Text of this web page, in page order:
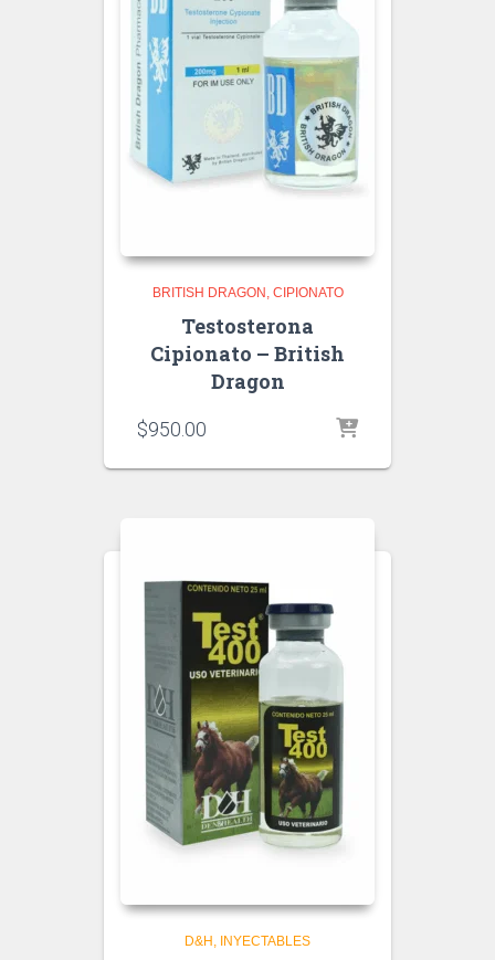
BRITISH DRAGON CIPIONATO
Testosterona
Cipionato – British
Dragon
$950.00
D&H INYECTABLES